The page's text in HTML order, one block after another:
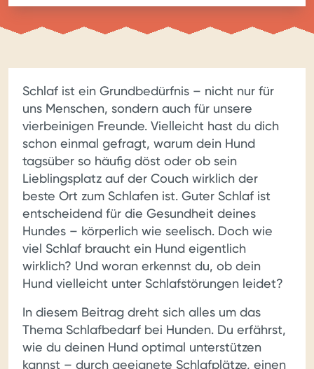
Schlaf ist ein Grundbedürfnis – nicht nur für
uns Menschen, sondern auch für unsere
vierbeinigen Freunde. Vielleicht hast du dich
schon einmal gefragt, warum dein Hund
tagsüber so häufig döst oder ob sein
Lieblingsplatz auf der Couch wirklich der
beste Ort zum Schlafen ist. Guter Schlaf ist
entscheidend für die Gesundheit deines
Hundes – körperlich wie seelisch. Doch wie
viel Schlaf braucht ein Hund eigentlich
wirklich? Und woran erkennst du, ob dein
Hund vielleicht unter Schlafstörungen leidet?
In diesem Beitrag dreht sich alles um das
Thema Schlafbedarf bei Hunden. Du erfährst,
wie du deinen Hund optimal unterstützen
kannst – durch geeignete Schlafplätze, einen